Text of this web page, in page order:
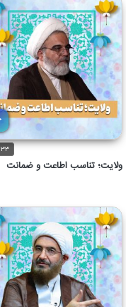
۳۳ دقیقه
ولایت؛ تناسب اطاعت و ضمانت